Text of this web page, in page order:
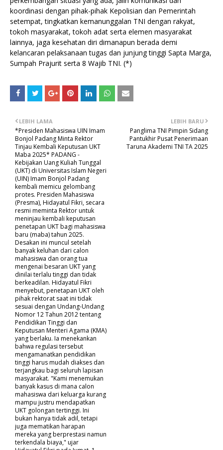
koordinasi dengan pihak-pihak Kepolisian dan Pemerintah
setempat, tingkatkan kemanunggalan TNI dengan rakyat,
tokoh masyarakat, tokoh adat serta elemen masyarakat
lainnya, jaga kesehatan diri dimanapun berada demi
kelancaran pelaksanaan tugas dan junjung tinggi Sapta Marga,
Sumpah Prajurit serta 8 Wajib TNI. (*)
LEBIH BARU
Panglima TNI Pimpin Sidang
Pantukhir Pusat Penerimaan
Taruna Akademi TNI TA 2025
LEBIH LAMA
*Presiden Mahasiswa UIN Imam
Bonjol Padang Minta Rektor
Tinjau Kembali Keputusan UKT
Maba 2025* PADANG -
Kebijakan Uang Kuliah Tunggal
(UKT) di Universitas Islam Negeri
(UIN) Imam Bonjol Padang
kembali memicu gelombang
protes. Presiden Mahasiswa
(Presma), Hidayatul Fikri, secara
resmi meminta Rektor untuk
meninjau kembali keputusan
penetapan UKT bagi mahasiswa
baru (maba) tahun 2025.
Desakan ini muncul setelah
banyak keluhan dari calon
mahasiswa dan orang tua
mengenai besaran UKT yang
dinilai terlalu tinggi dan tidak
berkeadilan. Hidayatul Fikri
menyebut, penetapan UKT oleh
pihak rektorat saat ini tidak
sesuai dengan Undang-Undang
Nomor 12 Tahun 2012 tentang
Pendidikan Tinggi dan
Keputusan Menteri Agama (KMA)
yang berlaku. Ia menekankan
bahwa regulasi tersebut
mengamanatkan pendidikan
tinggi harus mudah diakses dan
terjangkau bagi seluruh lapisan
masyarakat. "Kami menemukan
banyak kasus di mana calon
mahasiswa dari keluarga kurang
mampu justru mendapatkan
UKT golongan tertinggi. Ini
bukan hanya tidak adil, tetapi
juga mematikan harapan
mereka yang berprestasi namun
terkendala biaya," ujar